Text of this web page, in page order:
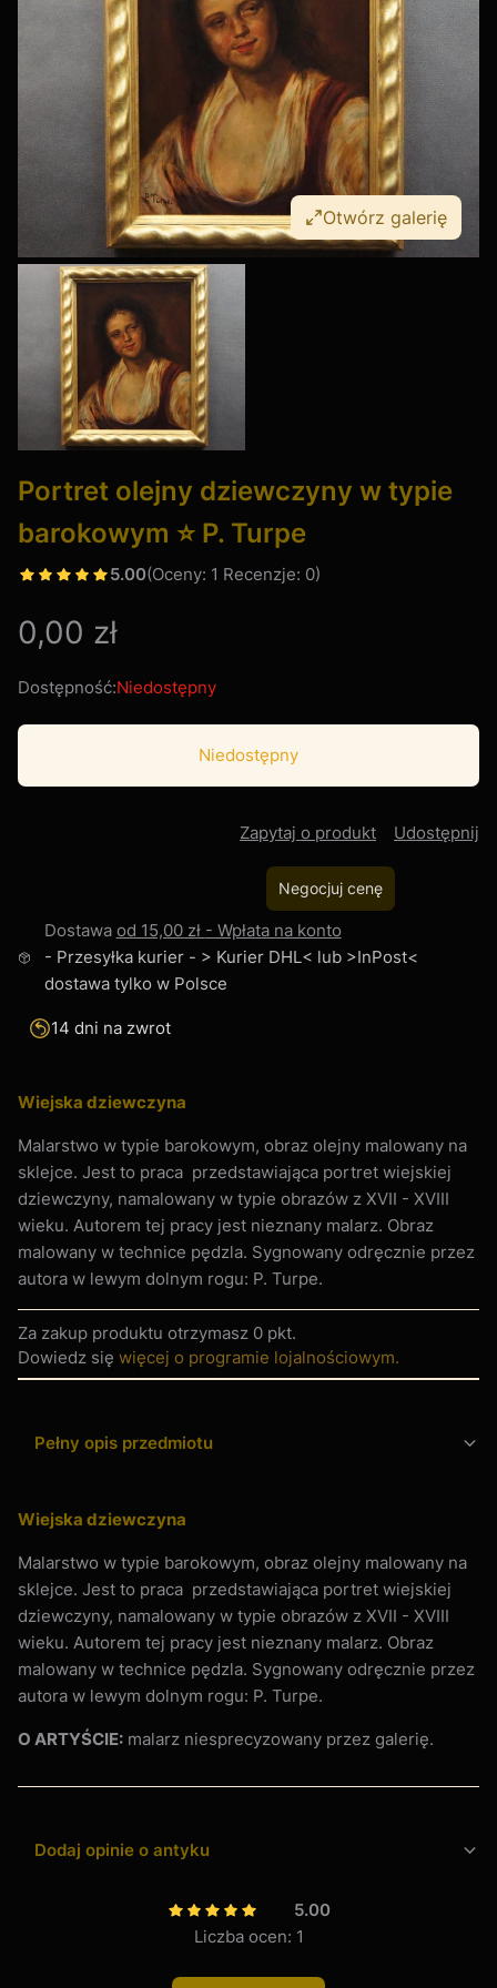
Otwórz galerię
Portret olejny dziewczyny w typie
barokowym ⭐ P. Turpe
5.00(Oceny: 1 Recenzje: 0)
Cena
0,00 zł
Dostępność:Niedostępny
Niedostępny
Zapytaj o produkt Udostępnij
Negocjuj cenę
Dostawa od 15,00 zł - Wpłata na konto
- Przesyłka kurier - > Kurier DHL< lub >InPost<
dostawa tylko w Polsce
14 dni na zwrot
Wiejska dziewczyna
Malarstwo w typie barokowym, obraz olejny malowany na
sklejce. Jest to praca przedstawiająca portret wiejskiej
dziewczyny, namalowany w typie obrazów z XVII - XVIII
wieku. Autorem tej pracy jest nieznany malarz. Obraz
malowany w technice pędzla. Sygnowany odręcznie przez
autora w lewym dolnym rogu: P. Turpe.
Za zakup produktu otrzymasz 0 pkt.
Dowiedz się więcej o programie lojalnościowym.
Pełny opis przedmiotu
Wiejska dziewczyna
Malarstwo w typie barokowym, obraz olejny malowany na
sklejce. Jest to praca przedstawiająca portret wiejskiej
dziewczyny, namalowany w typie obrazów z XVII - XVIII
wieku. Autorem tej pracy jest nieznany malarz. Obraz
malowany w technice pędzla. Sygnowany odręcznie przez
autora w lewym dolnym rogu: P. Turpe.
O ARTYŚCIE: malarz niesprecyzowany przez galerię.
Dodaj opinie o antyku
5.00
Liczba ocen: 1